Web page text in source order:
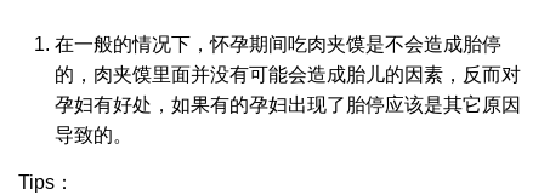
在一般的情况下，怀孕期间吃肉夹馍是不会造成胎停
的，肉夹馍里面并没有可能会造成胎儿的因素，反而对
孕妇有好处，如果有的孕妇出现了胎停应该是其它原因
导致的。
Tips：